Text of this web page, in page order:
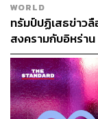
WORLD
ทรัมป์ปฏิเสธข่าว
สงครามกับอิหร่า